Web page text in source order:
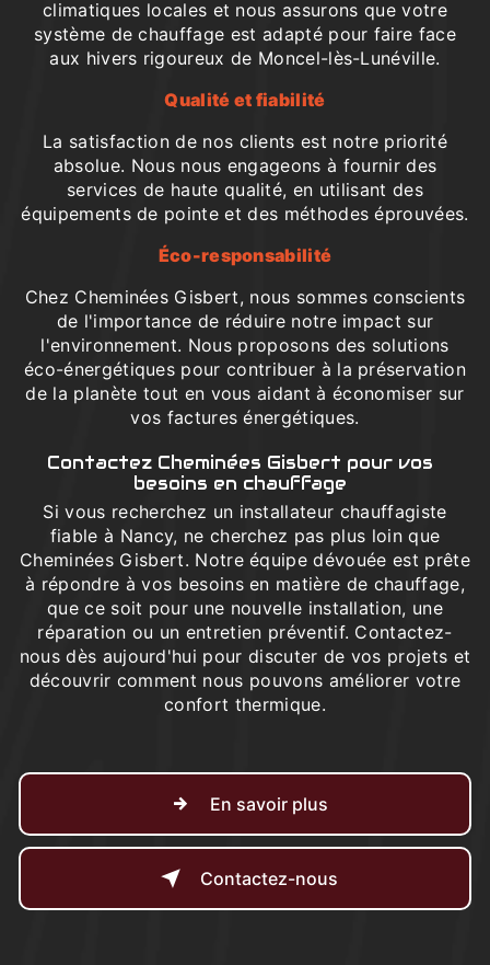
climatiques locales et nous assurons que votre
système de chauffage est adapté pour faire face
aux hivers rigoureux de Moncel-lès-Lunéville.
Qualité et fiabilité
La satisfaction de nos clients est notre priorité
absolue. Nous nous engageons à fournir des
services de haute qualité, en utilisant des
équipements de pointe et des méthodes éprouvées.
Éco-responsabilité
Chez Cheminées Gisbert, nous sommes conscients
de l'importance de réduire notre impact sur
l'environnement. Nous proposons des solutions
éco-énergétiques pour contribuer à la préservation
de la planète tout en vous aidant à économiser sur
vos factures énergétiques.
Contactez Cheminées Gisbert pour vos
besoins en chauffage
Si vous recherchez un installateur chauffagiste
fiable à Nancy, ne cherchez pas plus loin que
Cheminées Gisbert. Notre équipe dévouée est prête
à répondre à vos besoins en matière de chauffage,
que ce soit pour une nouvelle installation, une
réparation ou un entretien préventif. Contactez-
nous dès aujourd'hui pour discuter de vos projets et
découvrir comment nous pouvons améliorer votre
confort thermique.
En savoir plus
Contactez-nous